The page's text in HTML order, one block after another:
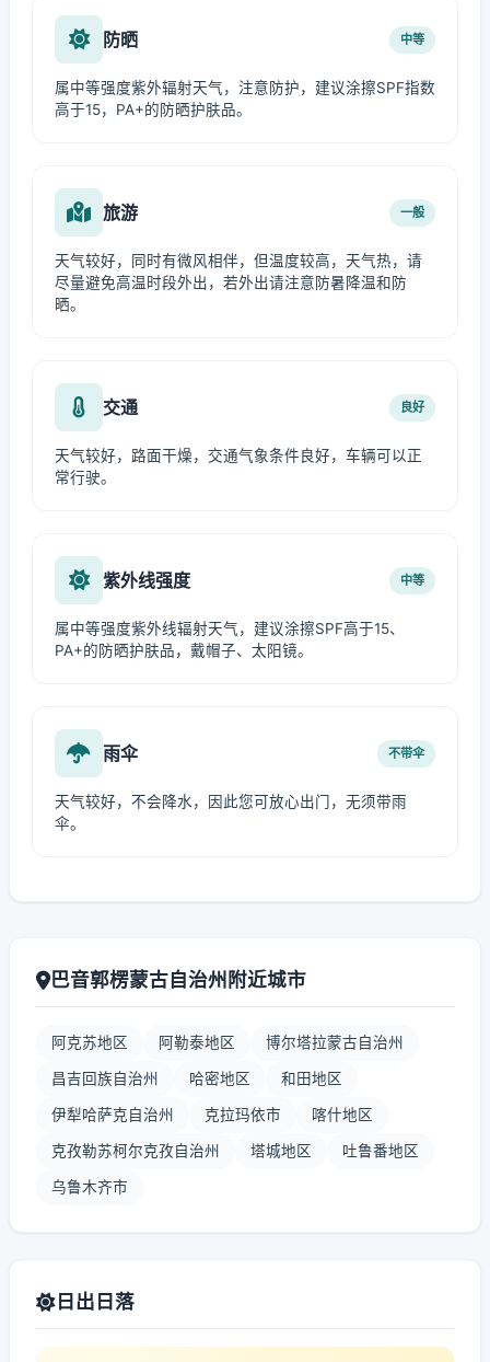
防晒 中等
属中等强度紫外辐射天气，注意防护，建议涂擦SPF指数
高于15，PA+的防晒护肤品。
旅游 一般
天气较好，同时有微风相伴，但温度较高，天气热，请
尽量避免高温时段外出，若外出请注意防暑降温和防
晒。
交通 良好
天气较好，路面干燥，交通气象条件良好，车辆可以正
常行驶。
紫外线强度 中等
属中等强度紫外线辐射天气，建议涂擦SPF高于15、
PA+的防晒护肤品，戴帽子、太阳镜。
雨伞 不带伞
天气较好，不会降水，因此您可放心出门，无须带雨
伞。
巴音郭楞蒙古自治州附近城市
阿克苏地区 阿勒泰地区 博尔塔拉蒙古自治州
昌吉回族自治州 哈密地区 和田地区
伊犁哈萨克自治州 克拉玛依市 喀什地区
克孜勒苏柯尔克孜自治州 塔城地区 吐鲁番地区
乌鲁木齐市
日出日落